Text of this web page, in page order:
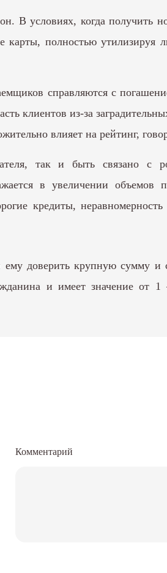
В условиях, когда получить
полностью утилизируя
справляются с
клиентов из-за
влияет на рейтинг,
так и быть связано с
в увеличении объемов
кредиты,
доверить крупную сумму и
и имеет значение
Комментарий